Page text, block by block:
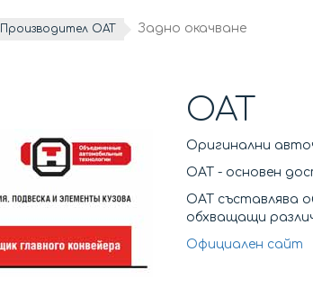
Производител OAT Задно окачване
OAT
Оригинални
ОАТ - основен
ОАТ съставлява
обхващащи
Официален сайт